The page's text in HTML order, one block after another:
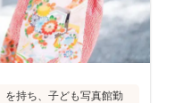
を持ち、子ども写真館勤